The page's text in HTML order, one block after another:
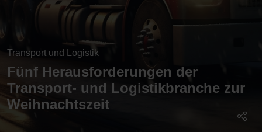
Transport und Logistik
Fünf Herausforderungen der
Transport- und Logistikbranche zur
Weihnachtszeit